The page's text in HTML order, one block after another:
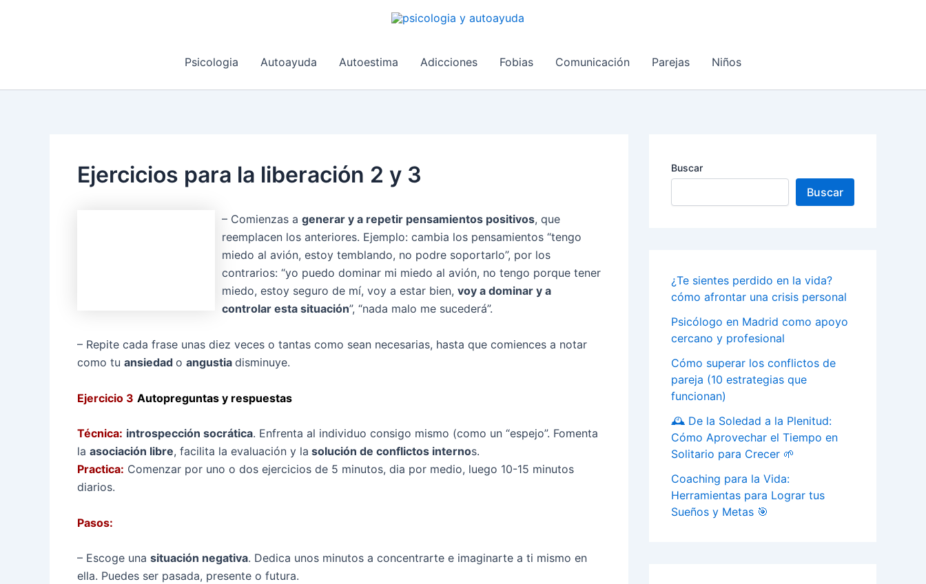
Psicologia
Autoayuda Autoestima Adicciones Fobias Comunicación Parejas Niños
Ejercicios para la liberación 2 y 3
– Comienzas a generar y a repetir pensamientos positivos, que
reemplacen los anteriores. Ejemplo: cambia los pensamientos “tengo
miedo al avión, estoy temblando, no podre soportarlo”, por los
contrarios: “yo puedo dominar mi miedo al avión, no tengo porque tener
miedo, estoy seguro de mí, voy a estar bien, voy a dominar y a
controlar esta situación”, “nada malo me sucederá”.
– Repite cada frase unas diez veces o tantas como sean necesarias, hasta que comiences a notar
como tu ansiedad o angustia disminuye.
Ejercicio 3 Autopreguntas y respuestas
Técnica: introspección socrática. Enfrenta al individuo consigo mismo (como un “espejo”. Fomenta
la asociación libre, facilita la evaluación y la solución de conflictos internos.
Practica: Comenzar por uno o dos ejercicios de 5 minutos, dia por medio, luego 10-15 minutos
diarios.
Pasos:
– Escoge una situación negativa. Dedica unos minutos a concentrarte e imaginarte a ti mismo en
ella. Puedes ser pasada, presente o futura.
Buscar
Buscar
¿Te sientes perdido en la vida?
cómo afrontar una crisis personal
Psicólogo en Madrid como apoyo
cercano y profesional
Cómo superar los conflictos de
pareja (10 estrategias que
funcionan)
🕰️ De la Soledad a la Plenitud:
Cómo Aprovechar el Tiempo en
Solitario para Crecer 🌱
Coaching para la Vida:
Herramientas para Lograr tus
Sueños y Metas 🎯